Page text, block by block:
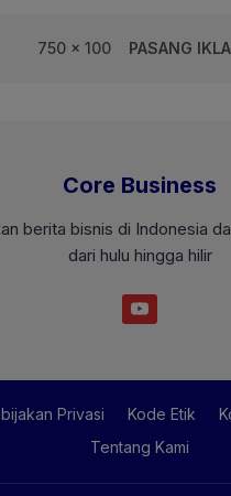
750 x 100 PASANG
Core Business
berita bisnis di Indonesia
dari hulu hingga hilir
Privasi Kode Etik
Tentang Kami